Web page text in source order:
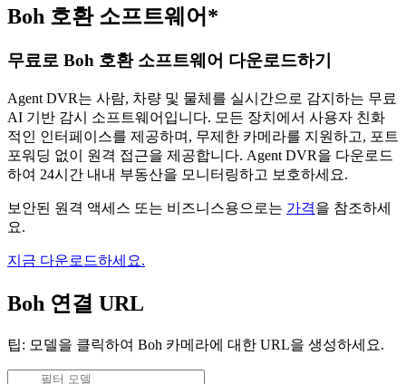
Boh 호환 소프트웨어*
무료로 Boh 호환 소프트웨어 다운로드하기
Agent DVR는 사람, 차량 및 물체를 실시간으로 감지하는 무료
AI 기반 감시 소프트웨어입니다. 모든 장치에서 사용자 친화
적인 인터페이스를 제공하며, 무제한 카메라를 지원하고, 포트
포워딩 없이 원격 접근을 제공합니다. Agent DVR을 다운로드
하여 24시간 내내 부동산을 모니터링하고 보호하세요.
보안된 원격 액세스 또는 비즈니스용으로는 가격을 참조하세
요.
지금 다운로드하세요.
Boh 연결 URL
팁: 모델을 클릭하여 Boh 카메라에 대한 URL을 생성하세요.